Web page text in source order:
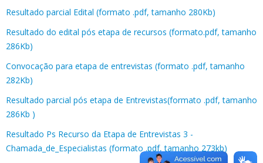
Resultado parcial Edital (formato .pdf, tamanho 280Kb)
Resultado do edital pós etapa de recursos (formato.pdf, tamanho
286Kb)
Convocação para etapa de entrevistas (formato .pdf, tamanho
282Kb)
Resultado parcial pós etapa de Entrevistas(formato .pdf, tamanho
286Kb )
Resultado Ps Recurso da Etapa de Entrevistas 3 -
Chamada_de_Especialistas (formato .pdf, tamanho 273kb)